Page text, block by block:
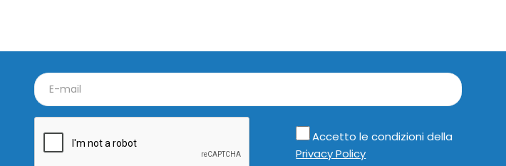
Accetto le condizioni della
Privacy Policy